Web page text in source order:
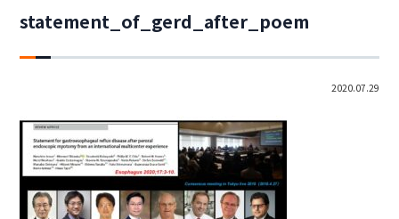
statement_of_gerd_after_poem
2020.07.29